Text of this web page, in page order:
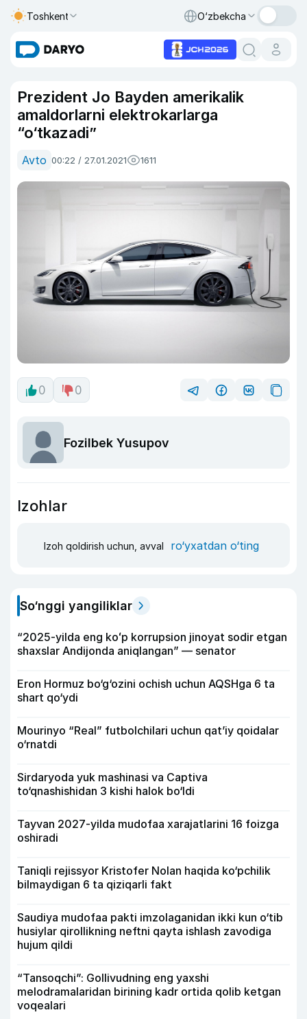
Toshkent O‘zbekcha
Prezident Jo Bayden amerikalik
amaldorlarni elektrokarlarga
“o‘tkazadi”
Avto 00:22 / 27.01.2021 1611
0 0
Fozilbek Yusupov
Izohlar
Izoh qoldirish uchun, avval ro‘yxatdan o‘ting
So‘nggi yangiliklar
“2025-yilda eng koʻp korrupsion jinoyat sodir etgan
shaxslar Andijonda aniqlangan” — senator
Eron Hormuz bo‘g‘ozini ochish uchun AQSHga 6 ta
shart qo‘ydi
Mourinyo “Real” futbolchilari uchun qat’iy qoidalar
o‘rnatdi
Sirdaryoda yuk mashinasi va Captiva
to‘qnashishidan 3 kishi halok bo‘ldi
Tayvan 2027-yilda mudofaa xarajatlarini 16 foizga
oshiradi
Taniqli rejissyor Kristofer Nolan haqida ko‘pchilik
bilmaydigan 6 ta qiziqarli fakt
Saudiya mudofaa pakti imzolaganidan ikki kun o‘tib
husiylar qirollikning neftni qayta ishlash zavodiga
hujum qildi
“Tansoqchi”: Gollivudning eng yaxshi
melodramalaridan birining kadr ortida qolib ketgan
voqealari